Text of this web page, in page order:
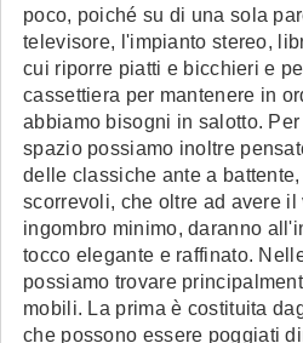
poco, poiché su di una sola
televisore, l'impianto stereo,
cui riporre piatti e bicchieri e
cassettiera per mantenere in
abbiamo bisogni in salotto.
spazio possiamo inoltre
delle classiche ante a
scorrevoli, che oltre ad avere il
ingombro minimo, daranno
tocco elegante e raffinato.
possiamo trovare
mobili. La prima è costituita
che possono essere poggiati